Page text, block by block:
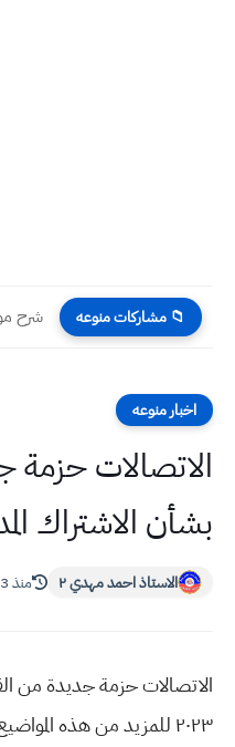
📁 مشاركات منوعه
اخبار منوعه
الاتصالات حزمة
بشأن الاشتراك
الاستاذ احمد مهدي ٢ منذ 3 سنة
الاتصالات حزمة جديدة من
٢٠٢٣ للمزيد من هذه